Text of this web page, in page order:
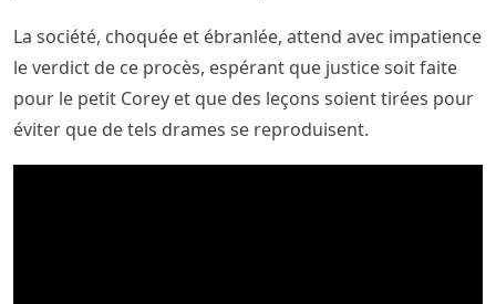
La société, choquée et ébranlée, attend avec impatience
le verdict de ce procès, espérant que justice soit faite
pour le petit Corey et que des leçons soient tirées pour
éviter que de tels drames se reproduisent.